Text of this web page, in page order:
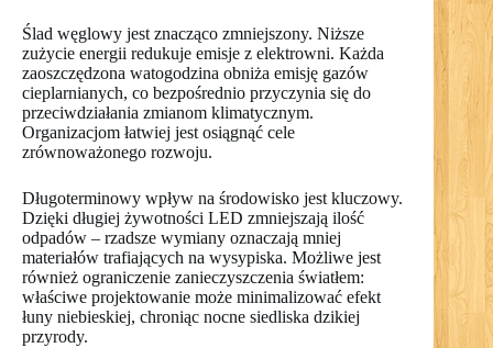
Ślad węglowy jest znacząco zmniejszony. Niższe
zużycie energii redukuje emisje z elektrowni. Każda
zaoszczędzona watogodzina obniża emisję gazów
cieplarnianych, co bezpośrednio przyczynia się do
przeciwdziałania zmianom klimatycznym.
Organizacjom łatwiej jest osiągnąć cele
zrównoważonego rozwoju.
Długoterminowy wpływ na środowisko jest kluczowy.
Dzięki długiej żywotności LED zmniejszają ilość
odpadów – rzadsze wymiany oznaczają mniej
materiałów trafiających na wysypiska. Możliwe jest
również ograniczenie zanieczyszczenia światłem:
właściwe projektowanie może minimalizować efekt
łuny niebieskiej, chroniąc nocne siedliska dzikiej
przyrody.